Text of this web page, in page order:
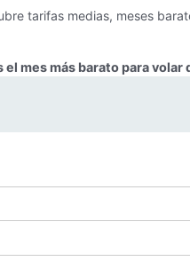
tarifas medias, meses
el mes más barato para volar